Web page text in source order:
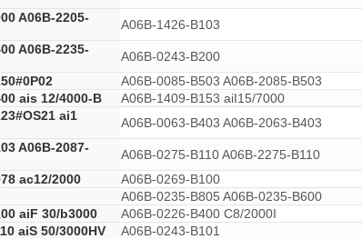
A06B-2205-
A06B-1426-B103
A06B-2235-
A06B-0243-B200
A06B-0085-B503 A06B-2085-B503
ais 12/4000-B
A06B-1409-B153 aiI15/7000
ai1
A06B-0063-B403 A06B-2063-B403
A06B-2087-
A06B-0275-B110 A06B-2275-B110
ac12/2000
A06B-0269-B100
A06B-0235-B805 A06B-0235-B600
aiF 30/b3000
A06B-0226-B400 C8/2000I
aiS 50/3000HV
A06B-0243-B101